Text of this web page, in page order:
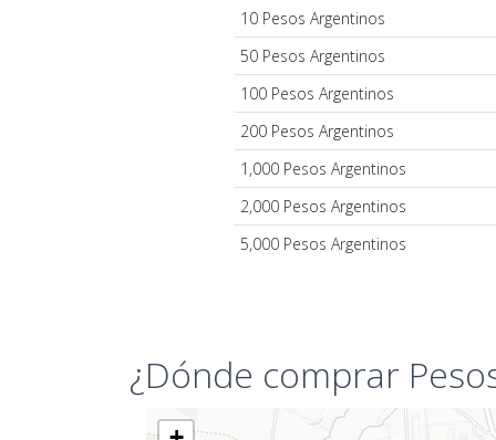
10 Pesos Argentinos
50 Pesos Argentinos
100 Pesos Argentinos
200 Pesos Argentinos
1,000 Pesos Argentinos
2,000 Pesos Argentinos
5,000 Pesos Argentinos
¿Dónde comprar